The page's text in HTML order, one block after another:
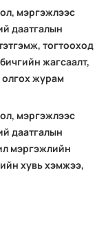
мэргэжлээс
даатгалын
тогтооход
жагсаалт,
олгох журам
мэргэжлээс
даатгалын
мэргэжлийн
хувь хэмжээ,